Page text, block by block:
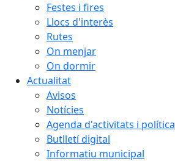
Festes i fires
Llocs d'interès
Rutes
On menjar
On dormir
Actualitat
Avisos
Notícies
Agenda d'activitats i política
Butlletí digital
Informatiu municipal